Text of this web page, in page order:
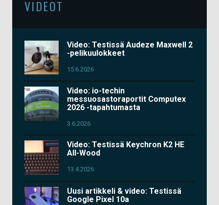
VIDEOT
Video: Testissä Audeze Maxwell 2
-pelikuulokkeet
15.6.2026
Video: io-techin
messuosastoraportit Computex
2026 -tapahtumasta
3.6.2026
Video: Testissä Keychron K2 HE
All-Wood
13.4.2026
Uusi artikkeli & video: Testissä
Google Pixel 10a